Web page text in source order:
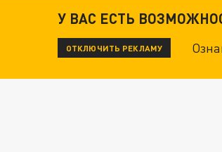
У ВАС ЕСТЬ
ОТКЛЮЧИТЬ РЕКЛАМУ